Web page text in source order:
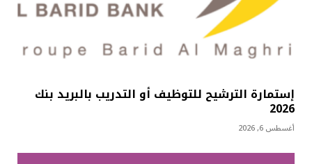
إستمارة الترشيح للتوظيف أو التدريب بالبريد بنك
2026
أغسطس 6, 2026